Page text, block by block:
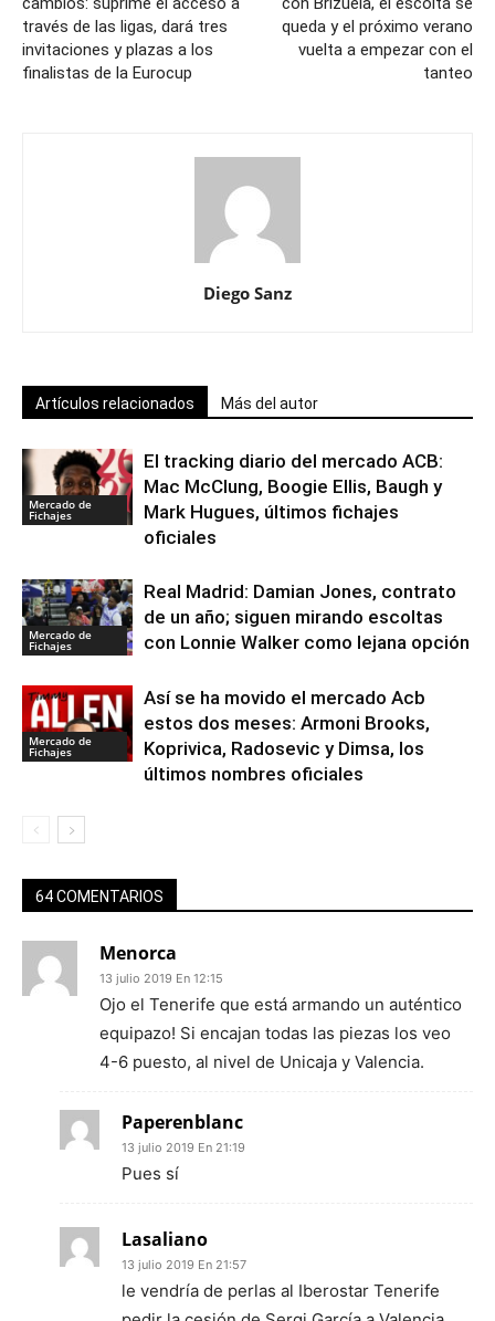
través de las ligas, dará tres
invitaciones y plazas a los
finalistas de la Eurocup
queda y el próximo verano
vuelta a empezar con el
tanteo
Diego Sanz
Artículos relacionados Más del autor
Mercado de
Fichajes
El tracking diario del mercado ACB:
Mac McClung, Boogie Ellis, Baugh y
Mark Hugues, últimos fichajes
oficiales
Mercado de
Fichajes
Real Madrid: Damian Jones, contrato
de un año; siguen mirando escoltas
con Lonnie Walker como lejana opción
Mercado de
Fichajes
Así se ha movido el mercado Acb
estos dos meses: Armoni Brooks,
Koprivica, Radosevic y Dimsa, los
últimos nombres oficiales
64 COMENTARIOS
Menorca
13 julio 2019 En 12:15
Ojo el Tenerife que está armando un auténtico
equipazo! Si encajan todas las piezas los veo
4-6 puesto, al nivel de Unicaja y Valencia.
Paperenblanc
13 julio 2019 En 21:19
Pues sí
Lasaliano
13 julio 2019 En 21:57
le vendría de perlas al Iberostar Tenerife